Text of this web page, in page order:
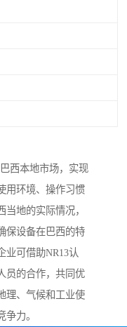
西本地市场，实现
用环境、操作习惯
地的实际情况，
保设备在巴西的特
业可借助NR13认
员的合作，共同优
理、气候和工业使
力。